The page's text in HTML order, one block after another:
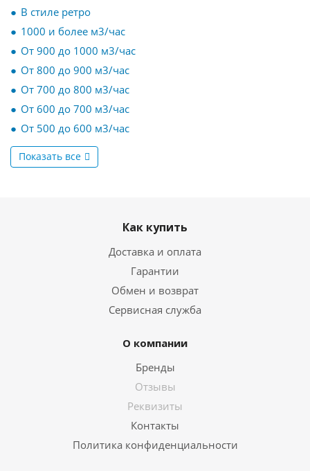
В стиле ретро
1000 и более м3/час
От 900 до 1000 м3/час
От 800 до 900 м3/час
От 700 до 800 м3/час
От 600 до 700 м3/час
От 500 до 600 м3/час
Показать все
Как купить
Доставка и оплата
Гарантии
Обмен и возврат
Сервисная служба
О компании
Бренды
Отзывы
Реквизиты
Контакты
Политика конфиденциальности